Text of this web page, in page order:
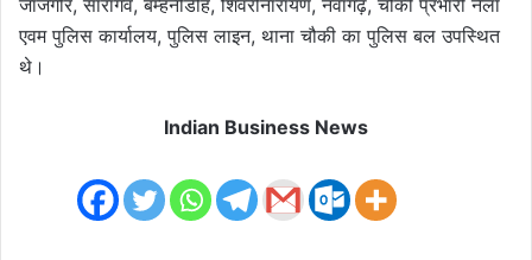
एवम पुलिस कार्यालय, पुलिस लाइन, थाना चौकी का पुलिस बल उपस्थित
थे।
Indian Business News